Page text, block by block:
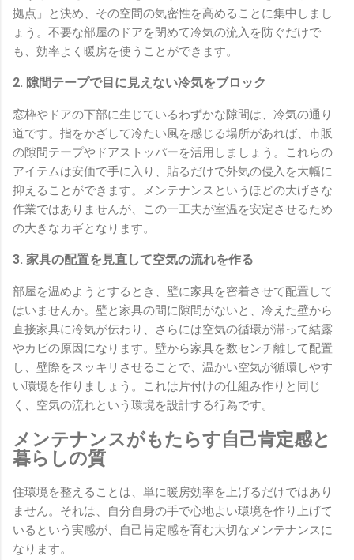
拠点」と決め、その空間の気密性を高めることに集中しまし
ょう。不要な部屋のドアを閉めて冷気の流入を防ぐだけで
も、効率よく暖房を使うことができます。
2. 隙間テープで目に見えない冷気をブロック
窓枠やドアの下部に生じているわずかな隙間は、冷気の通り
道です。指をかざして冷たい風を感じる場所があれば、市販
の隙間テープやドアストッパーを活用しましょう。これらの
アイテムは安価で手に入り、貼るだけで外気の侵入を大幅に
抑えることができます。メンテナンスというほどの大げさな
作業ではありませんが、この一工夫が室温を安定させるため
の大きなカギとなります。
3. 家具の配置を見直して空気の流れを作る
部屋を温めようとするとき、壁に家具を密着させて配置して
はいませんか。壁と家具の間に隙間がないと、冷えた壁から
直接家具に冷気が伝わり、さらには空気の循環が滞って結露
やカビの原因になります。壁から家具を数センチ離して配置
し、壁際をスッキリさせることで、温かい空気が循環しやす
い環境を作りましょう。これは片付けの仕組み作りと同じ
く、空気の流れという環境を設計する行為です。
メンテナンスがもたらす自己肯定感と
暮らしの質
住環境を整えることは、単に暖房効率を上げるだけではあり
ません。それは、自分自身の手で心地よい環境を作り上げて
いるという実感が、自己肯定感を育む大切なメンテナンスに
なります。